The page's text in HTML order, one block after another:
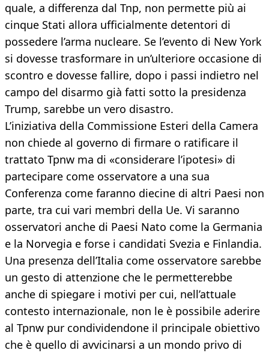
quale, a differenza dal Tnp, non permette più ai
cinque Stati allora ufficialmente detentori di
possedere l’arma nucleare. Se l’evento di New York
si dovesse trasformare in un’ulteriore occasione di
scontro e dovesse fallire, dopo i passi indietro nel
campo del disarmo già fatti sotto la presidenza
Trump, sarebbe un vero disastro.
L’iniziativa della Commissione Esteri della Camera
non chiede al governo di firmare o ratificare il
trattato Tpnw ma di «considerare l’ipotesi» di
partecipare come osservatore a una sua
Conferenza come faranno diecine di altri Paesi non
parte, tra cui vari membri della Ue. Vi saranno
osservatori anche di Paesi Nato come la Germania
e la Norvegia e forse i candidati Svezia e Finlandia.
Una presenza dell’Italia come osservatore sarebbe
un gesto di attenzione che le permetterebbe
anche di spiegare i motivi per cui, nell’attuale
contesto internazionale, non le è possibile aderire
al Tpnw pur condividendone il principale obiettivo
che è quello di avvicinarsi a un mondo privo di